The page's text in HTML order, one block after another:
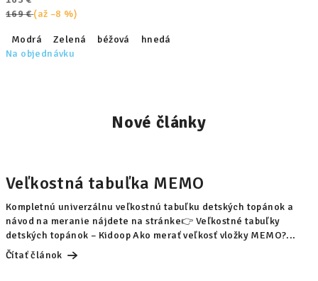
169 € (až –8 %)
Modrá Zelená béžová
hnedá
Na objednávku
Nové články
Veľkostná tabuľka MEMO
Kompletnú univerzálnu veľkostnú tabuľku detských topánok a
návod na meranie nájdete na stránke👉 Veľkostné tabuľky
detských topánok – Kidoop Ako merať veľkosť vložky MEMO?...
Čítať článok